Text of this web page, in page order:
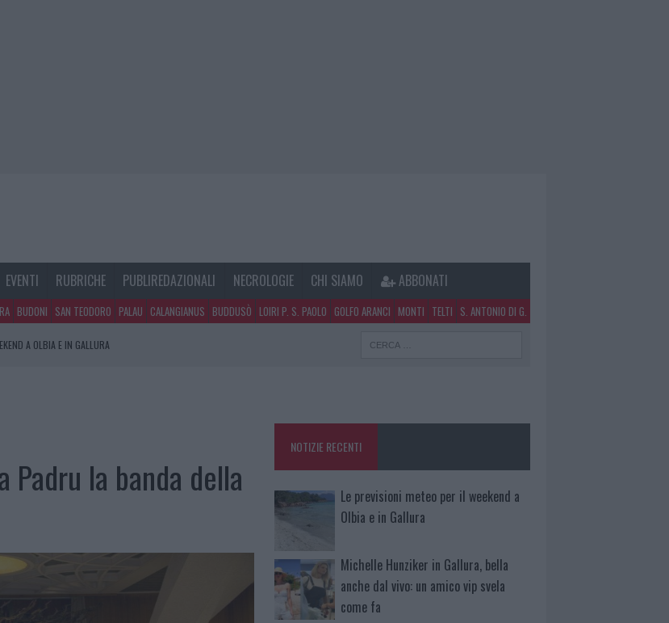
EVENTI RUBRICHE PUBLIREDAZIONALI NECROLOGIE CHI SIAMO ABBONATI
BUDONI SAN TEODORO PALAU CALANGIANUS BUDDUSÒ LOIRI P. S. PAOLO GOLFO ARANCI MONTI TELTI S. ANTONIO DI G.
A OLBIA E IN GALLURA
Padru la banda della
NOTIZIE RECENTI
Le previsioni meteo per il weekend a
Olbia e in Gallura
Michelle Hunziker in Gallura, bella
anche dal vivo: un amico vip svela
come fa